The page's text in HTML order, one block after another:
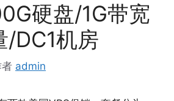
硬盘/1G带宽
/DC1机房
admin